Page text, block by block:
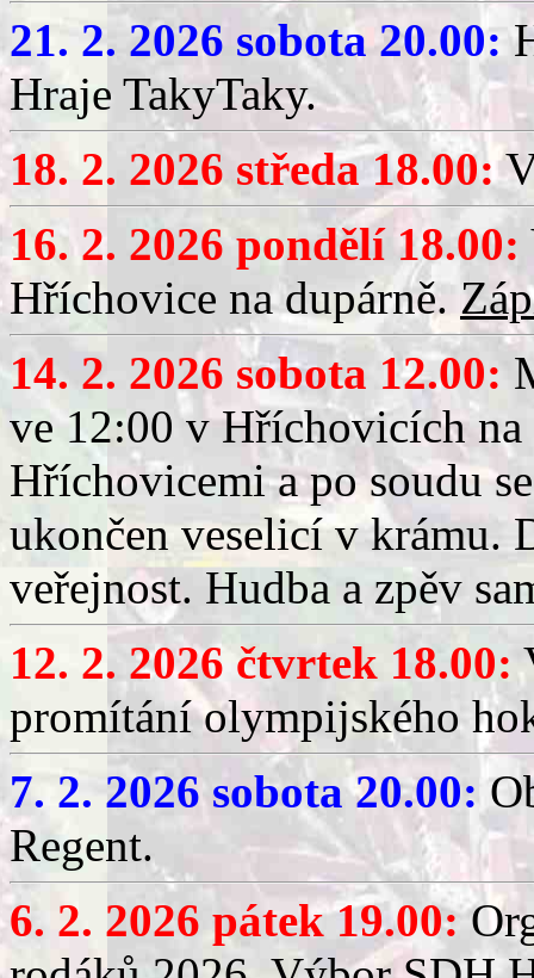
21. 2. 2026 sobota 20.00:
Hraje TakyTaky.
18. 2. 2026 středa 18.00:
16. 2. 2026 pondělí 18.00:
Hříchovice na dupárně.
14. 2. 2026 sobota 12.00:
ve 12:00 v Hříchovicích
Hříchovicemi a po soudu
ukončen veselicí v krámu.
veřejnost. Hudba a zpěv
12. 2. 2026 čtvrtek 18.00:
promítání olympijského
7. 2. 2026 sobota 20.00:
Regent.
6. 2. 2026 pátek 19.00: